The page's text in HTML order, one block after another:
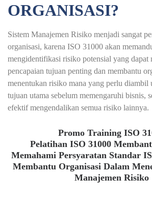
ORGANISASI?
Sistem Manajemen Risiko menjadi sangat
organisasi, karena ISO 31000 akan
mengidentifikasi risiko potensial yang dapat
pencapaian tujuan penting dan membantu
menentukan risiko mana yang perlu diambil
tujuan utama sebelum memengaruhi bisnis,
efektif mengendalikan semua risiko lainnya.
Promo Training ISO
Pelatihan ISO 31000
Memahami Persyaratan Standar
Membantu Organisasi Dalam
Manajemen Risiko